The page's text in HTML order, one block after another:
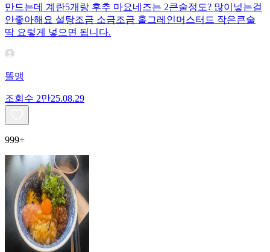
만드는데 계란5개랑 후추 마요네즈는 2큰술정도? 많이넣는걸
안좋아해요 설탕조금 소금조금 홀그레인머스터드 작은큰술
딱 요렇게 넣으면 됩니다.
똘맹
조회수 2만25.08.29
999+